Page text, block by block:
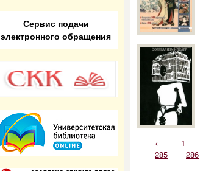
Сервис подачи
электронного обращения
← 1
285
286